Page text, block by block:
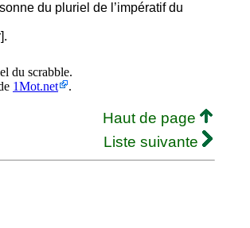
du pluriel de l’impératif du
du scrabble.
1Mot.net .
Haut de page
Liste suivante